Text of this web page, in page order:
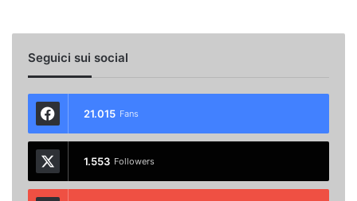
Seguici sui social
21.015 Fans
1.553 Followers